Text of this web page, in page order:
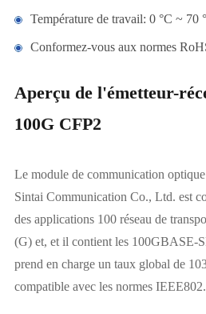
Température de travail: 0 °C ~ 70
Conformez-vous aux normes
Aperçu de l'émetteur-
100G CFP2
Le module de communication
Sintai Communication Co., Ltd. est
des applications 100 réseau de
(G) et, et il contient les 100GBASE-
prend en charge un taux global de
compatible avec les normes